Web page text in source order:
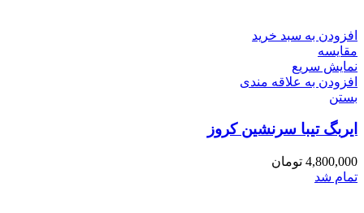
افزودن به سبد خرید
مقایسه
نمایش سریع
افزودن به علاقه مندی
بستن
ایربگ تیبا سرنشین کروز
4,800,000 تومان
تمام شد